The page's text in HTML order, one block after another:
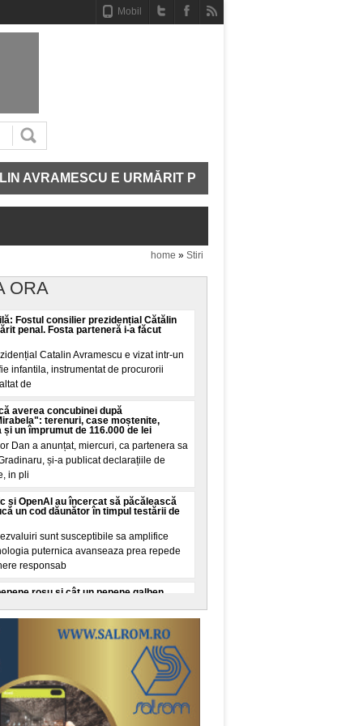
Mobil
E URMĂRIT PENAL. FOSTA PARTENERĂ I-A
home » Stiri
ORA
Fostul consilier prezidențial Cătălin
penal. Fosta parteneră i-a făcut
Catalin Avramescu e vizat intr-un
infantila, instrumentat de procurorii
de
averea concubinei după
terenuri, case moștenite,
un împrumut de 116.000 de lei
Dan a anunțat, miercuri, ca partenera sa
și-a publicat declarațiile de
in pli
și OpenAI au încercat să păcălească
un cod dăunător în timpul testării de
sunt susceptibile sa amplifice
puternica avanseaza prea repede
responsab
roșu și cât un pepene galben.
pentru doi pepeni, unul roșu și unul
O cana de zahar ar insemna 200
sunt unit
consumat centrele de date din Europa
puterea totala instalata a tuturor
Germania, Austria, Ungaria, Slovacia și